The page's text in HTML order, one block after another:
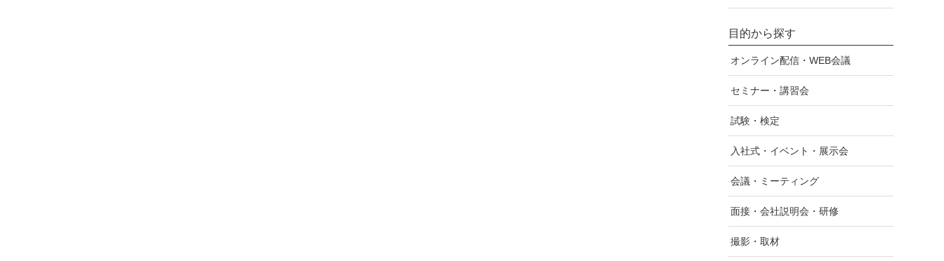
目的から探す
オンライン配信・WEB会議
セミナー・講習会
試験・検定
入社式・イベント・展示会
会議・ミーティング
面接・会社説明会・研修
撮影・取材